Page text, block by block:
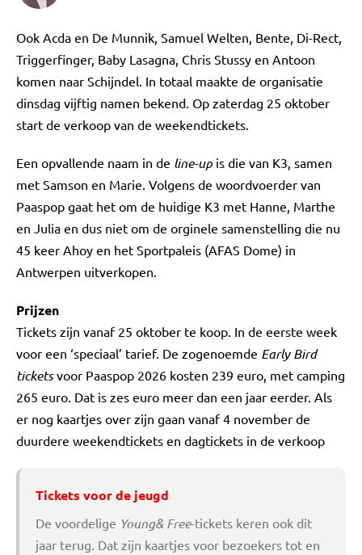
Ook Acda en De Munnik, Samuel Welten, Bente, Di-Rect,
Triggerfinger, Baby Lasagna, Chris Stussy en Antoon
komen naar Schijndel. In totaal maakte de organisatie
dinsdag vijftig namen bekend. Op zaterdag 25 oktober
start de verkoop van de weekendtickets.
Een opvallende naam in de line-up is die van K3, samen
met Samson en Marie. Volgens de woordvoerder van
Paaspop gaat het om de huidige K3 met Hanne, Marthe
en Julia en dus niet om de orginele samenstelling die nu
45 keer Ahoy en het Sportpaleis (AFAS Dome) in
Antwerpen uitverkopen.
Prijzen
Tickets zijn vanaf 25 oktober te koop. In de eerste week
voor een ‘speciaal’ tarief. De zogenoemde Early Bird
ticketsvoor Paaspop 2026 kosten 239 euro, met camping
265 euro. Dat is zes euro meer dan een jaar eerder. Als
er nog kaartjes over zijn gaan vanaf 4 november de
duurdere weekendtickets en dagtickets in de verkoop
Tickets voor de jeugd
De voordelige Young& Free-tickets keren ook dit
jaar terug. Dat zijn kaartjes voor bezoekers tot en